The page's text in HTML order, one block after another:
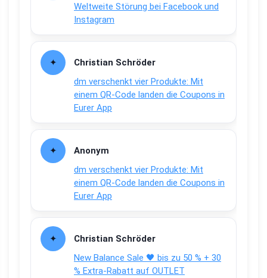
Weltweite Störung bei Facebook und
Instagram
Christian Schröder
dm verschenkt vier Produkte: Mit
einem QR-Code landen die Coupons in
Eurer App
Anonym
dm verschenkt vier Produkte: Mit
einem QR-Code landen die Coupons in
Eurer App
Christian Schröder
New Balance Sale 🖤 bis zu 50 % + 30
% Extra-Rabatt auf OUTLET